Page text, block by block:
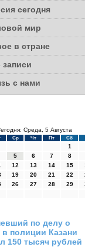
сегодня
мир
в стране
записи
с нами
Среда, 5 Августа
Ср Чт Пт Сб
1
5 6 7 8
12 13 14 15
19 20 21 22
26 27 28 29
по делу о
в полиции Казани
150 тысяч рублей